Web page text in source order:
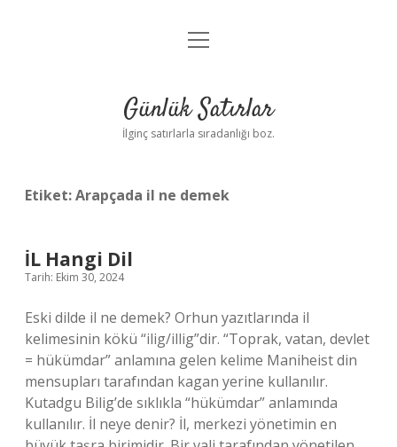
Anasayfa
Yasal Uyarı
menüyü
Günlük Satırlar
İlginç satırlarla sıradanlığı boz.
Etiket:Arapçada il ne demek
İL Hangi Dil
Tarih: Ekim 30, 2024
Eski dilde il ne demek? Orhun yazıtlarında il
kelimesinin kökü “ilig/illig”dir. “Toprak, vatan, devlet
= hükümdar” anlamına gelen kelime Maniheist din
mensupları tarafından kagan yerine kullanılır.
Kutadgu Bilig’de sıklıkla “hükümdar” anlamında
kullanılır. İl neye denir? İl, merkezi yönetimin en